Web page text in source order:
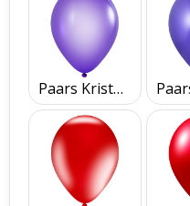
Paars Kristal (3370)